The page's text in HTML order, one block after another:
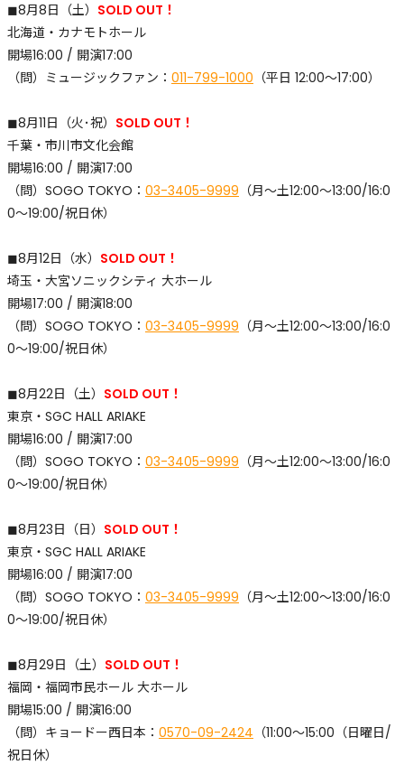
◼︎8月8日（土） SOLD OUT！
北海道・カナモトホール
開場16:00 / 開演17:00
​（問）ミュージックファン： 011-799-1000 （平日 12:00〜17:00）
◼︎8月11日（火･祝） SOLD OUT！
千葉・市川市文化会館
開場16:00 / 開演17:00
​（問）SOGO TOKYO： 03-3405-9999 （月〜土12:00〜13:00/16:0
0〜19:00/祝日休）
◼︎8月12日（水） SOLD OUT！
埼玉・大宮ソニックシティ 大ホール
開場17:00 / 開演18:00
​（問）SOGO TOKYO： 03-3405-9999 （月〜土12:00〜13:00/16:0
0〜19:00/祝日休）
◼︎8月22日（土） SOLD OUT！
東京・SGC HALL ARIAKE
開場16:00 / 開演17:00
​（問）SOGO TOKYO： 03-3405-9999 （月〜土12:00〜13:00/16:0
0〜19:00/祝日休）
◼︎8月23日（日） SOLD OUT！
東京・SGC HALL ARIAKE
開場16:00 / 開演17:00
​（問）SOGO TOKYO： 03-3405-9999 （月〜土12:00〜13:00/16:0
0〜19:00/祝日休）
◼︎8月29日（土） SOLD OUT！
福岡・福岡市民ホール 大ホール
開場15:00 / 開演16:00
​（問）キョードー西日本： 0570-09-2424 （11:00～15:00（日曜日/
祝日休）